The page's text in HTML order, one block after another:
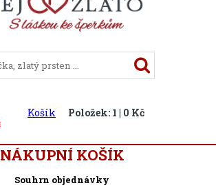
Košík Položek: 1 | 0 Kč
NÁKUPNÍ KOŠÍK
Souhrn objednávky